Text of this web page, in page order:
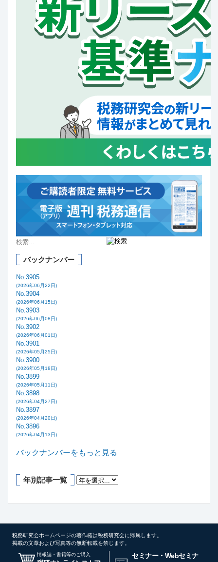
バックナンバー
No.3905
(2026年06月22日)
No.3904
(2026年06月15日)
No.3903
(2026年06月08日)
No.3902
(2026年06月01日)
No.3901
(2026年05月25日)
No.3900
(2026年05月18日)
No.3899
(2026年05月11日)
No.3898
(2026年04月27日)
No.3897
(2026年04月20日)
No.3896
(2026年04月13日)
バックナンバーをもっと見る
年別記事一覧
税務研究会ホームページの著作権は税務研究会に帰属します。
掲載の文章および写真等の無断転載を禁じます。
情報誌・書籍等のご購入
セミナー・Webセミナ